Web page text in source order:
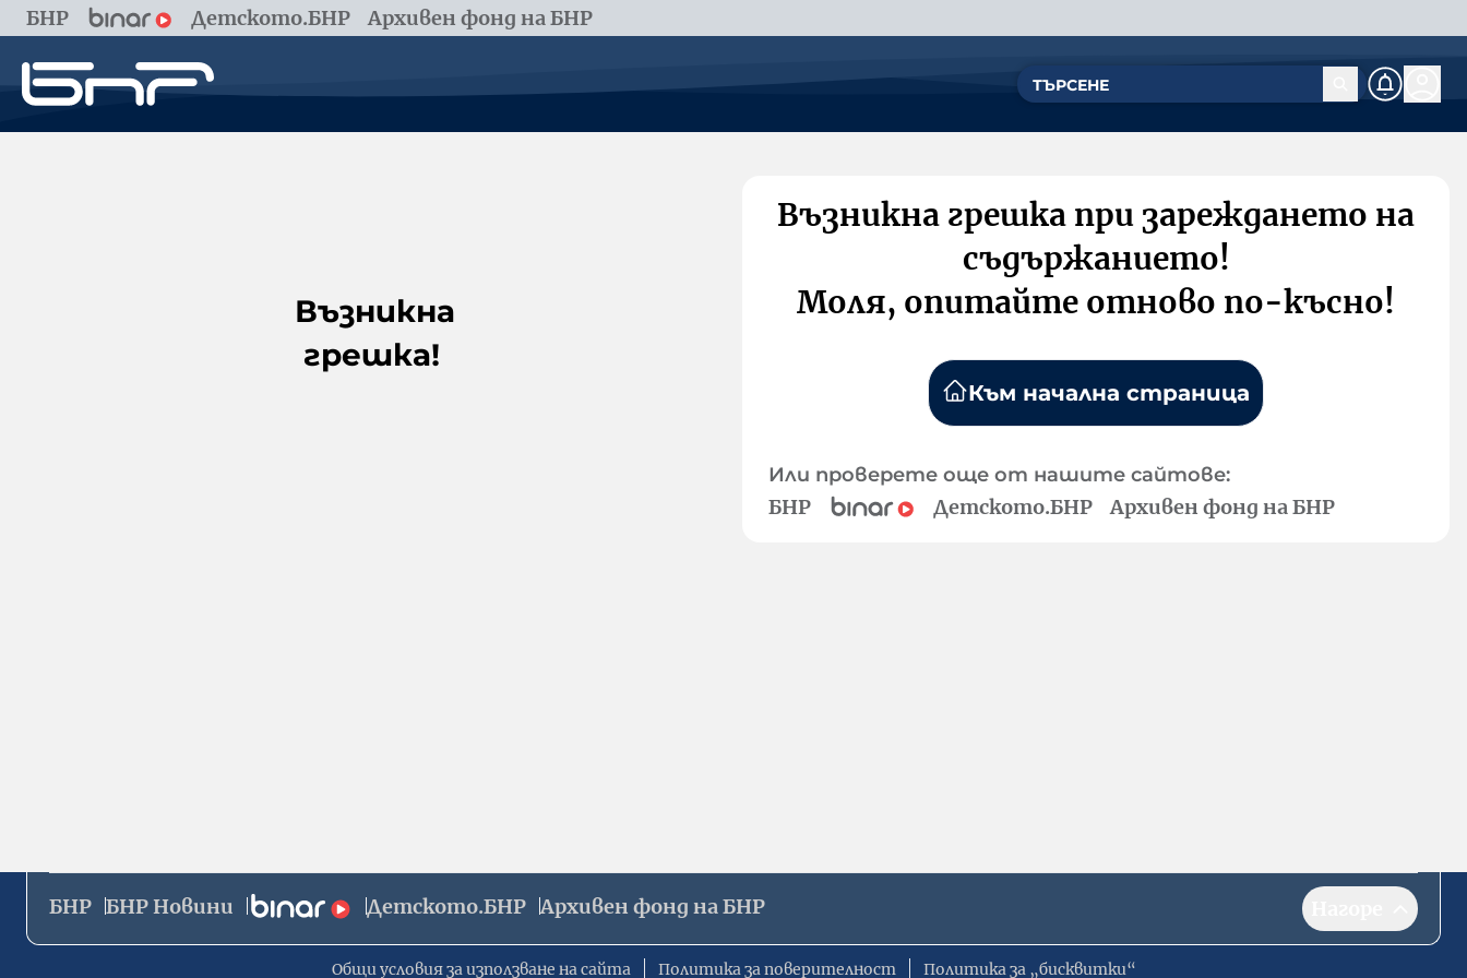
БНР Детското.БНР Архивен фонд на БНР
Възникна
грешка!
Възникна грешка при зареждането на
съдържанието!
Моля, опитайте отново по-късно!
Към начална страница
Или проверете още от нашите сайтове:
БНР Детското.БНР Архивен фонд на БНР
БНР БНР Новини Детското.БНР Архивен фонд на БНР
Общи условия за използване на сайта Политика за поверителност Политика за „бисквитки“